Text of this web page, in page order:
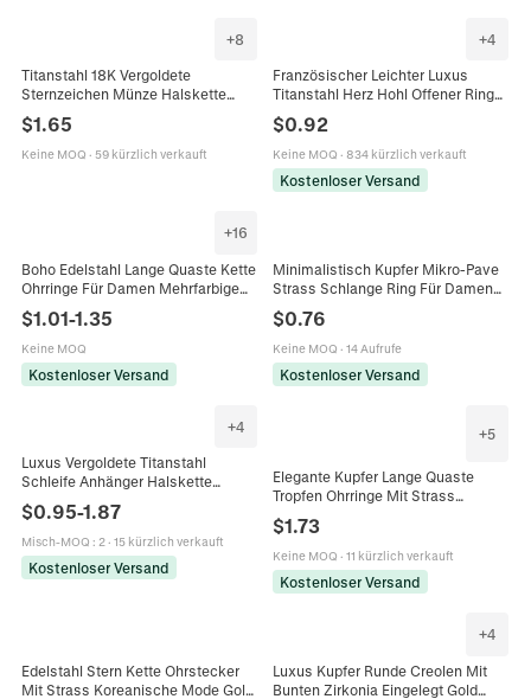
+8
Titanstahl 18K Vergoldete
Sternzeichen Münze Halskette
Retro Geprägte Zwölf Sternbilder
Kupfer Anhänger Halskette
Schmuck Geschenk
$1.65
Keine MOQ · 59 kürzlich verkauft
+4
Französischer Leichter Luxus
Titanstahl Herz Hohl Offener Ring
Mehrfarbiger Strass Künstliche
Perle 18K Vergoldet Damen Ring
Schmuck
$0.92
Keine MOQ · 834 kürzlich verkauft
Kostenloser Versand
+16
Boho Edelstahl Lange Quaste Kette
Ohrringe Für Damen Mehrfarbige
Hängeohrringe Mode Schmuck
Party Zubehör
$1.01-1.35
Keine MOQ
Kostenloser Versand
Minimalistisch Kupfer Mikro-Pave
Strass Schlange Ring Für Damen
Fingerring Mode Schmuck
$0.76
Keine MOQ · 14 Aufrufe
Kostenloser Versand
+4
Luxus Vergoldete Titanstahl
Schleife Anhänger Halskette
Minimalistische Schleife
Schlüsselbeinkette Mode
Schmuck Für Damen Geschenk
$0.95-1.87
Misch-MOQ : 2· 15 kürzlich verkauft
Kostenloser Versand
+5
Elegante Kupfer Lange Quaste
Tropfen Ohrringe Mit Strass
Eingelegt Geometrische
Quadratische Hängende Ohrringe
Für Hochzeit Party Damen
Schmuck
$1.73
Keine MOQ · 11 kürzlich verkauft
Kostenloser Versand
Edelstahl Stern Kette Ohrstecker
Mit Strass Koreanische Mode Gold
+4
Luxus Kupfer Runde Creolen Mit
Bunten Zirkonia Eingelegt Gold